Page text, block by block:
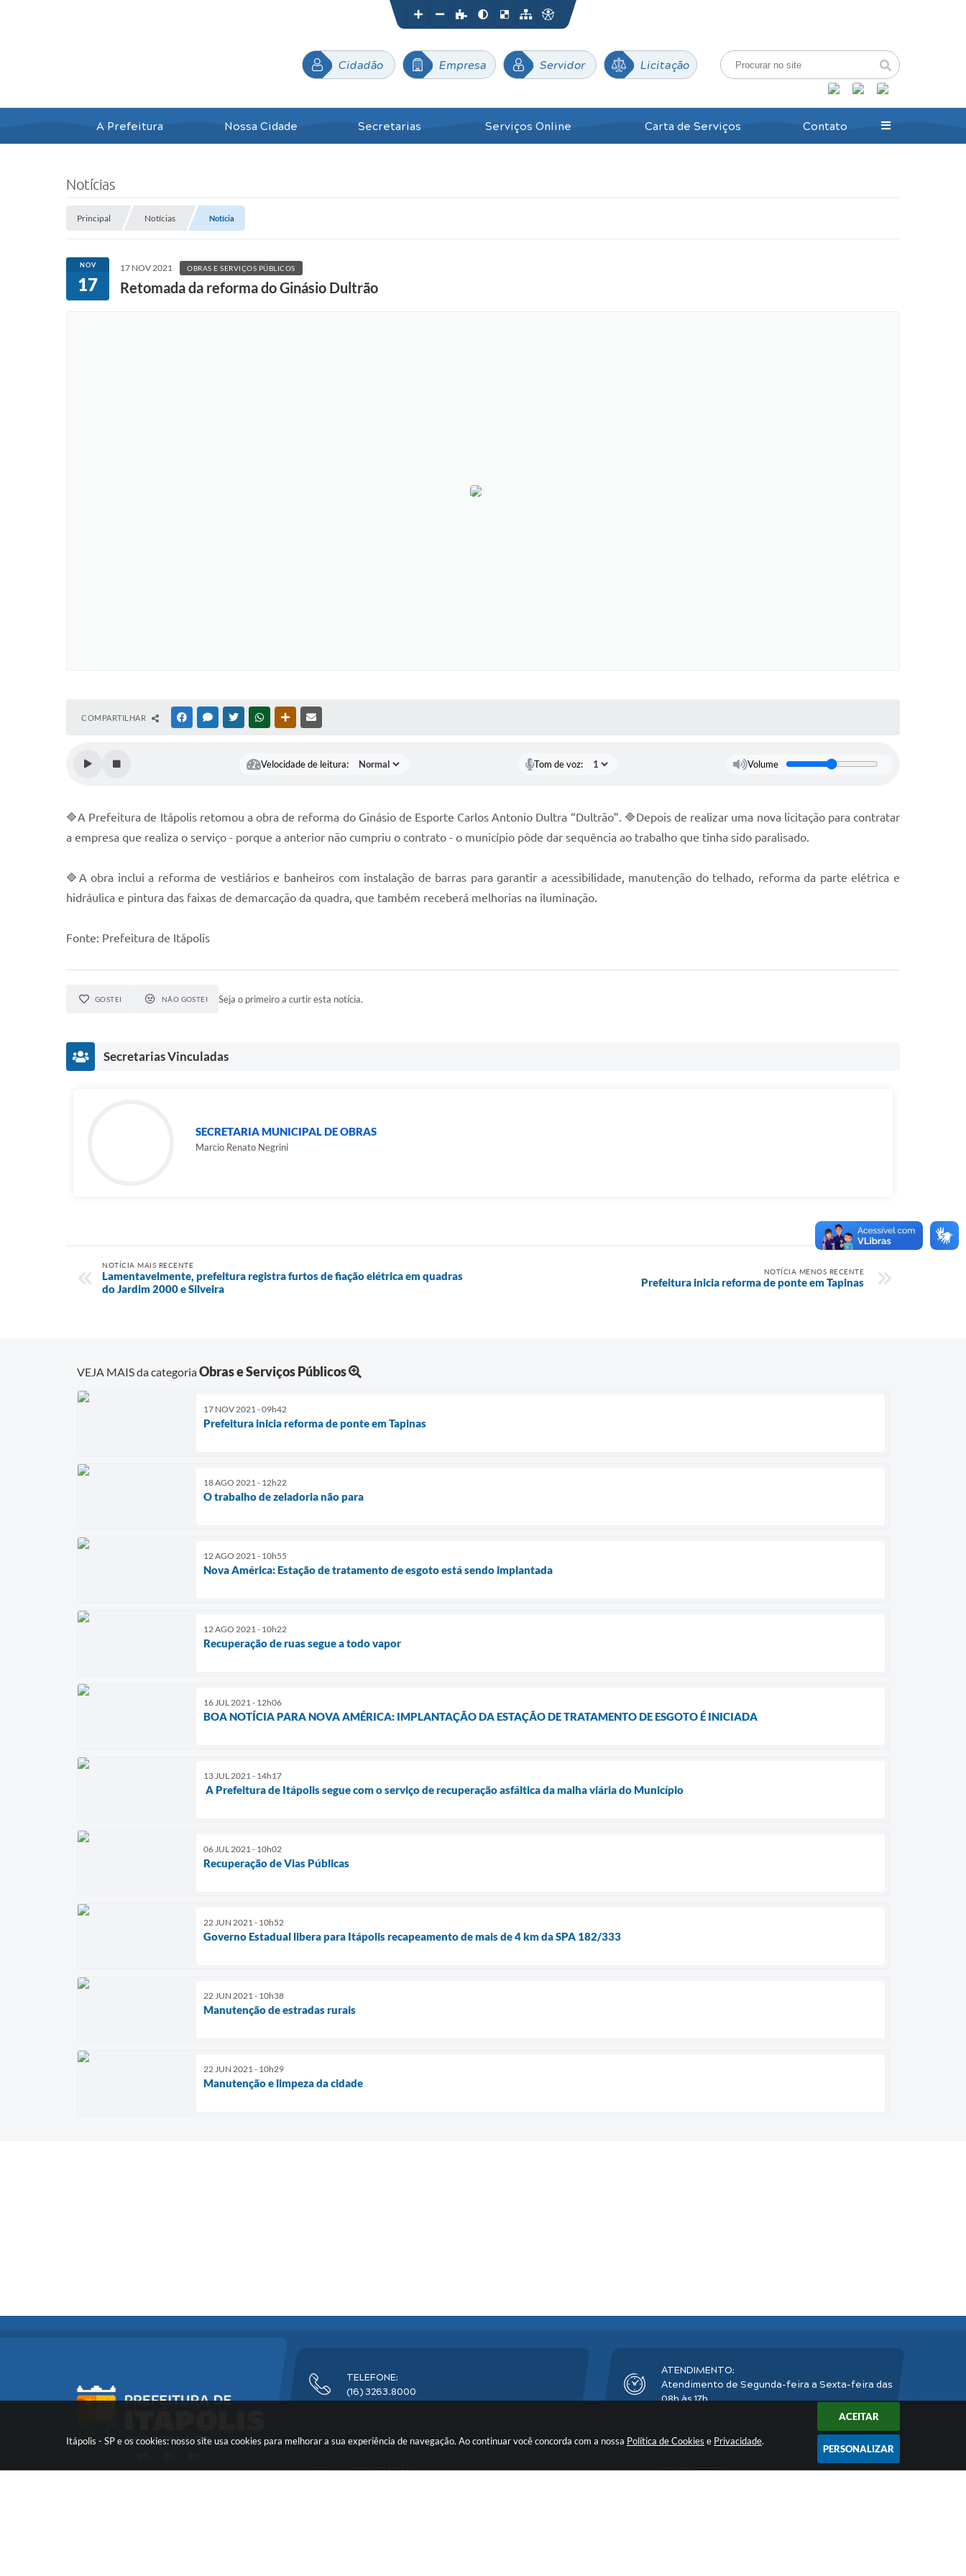
Itápolis - SP e os cookies: nosso site usa cookies para melhorar a sua experiência de navegação. Ao continuar você concorda com a nossa Política de Cookies e Privacidade.
ACEITAR
PERSONALIZAR
Cidadão Empresa Servidor Licitação
A Prefeitura Nossa Cidade Secretarias Serviços Online Carta de Serviços Contato
Notícias
Principal Notícias Notícia
NOV
17
17 NOV 2021 OBRAS E SERVIÇOS PÚBLICOS
Retomada da reforma do Ginásio Dultrão
COMPARTILHAR FACEBOOKMESSENGER
TWITTERWHATSAPPOUTRAS MÍDIAS
Velocidade de leitura: Tom de voz: Volume
🔷A Prefeitura de Itápolis retomou a obra de reforma do Ginásio de Esporte Carlos Antonio Dultra “Dultrão”. 🔷Depois de realizar uma nova licitação para contratar
a empresa que realiza o serviço - porque a anterior não cumpriu o contrato - o município pôde dar sequência ao trabalho que tinha sido paralisado.
🔷A obra inclui a reforma de vestiários e banheiros com instalação de barras para garantir a acessibilidade, manutenção do telhado, reforma da parte elétrica e
hidráulica e pintura das faixas de demarcação da quadra, que também receberá melhorias na iluminação.
Fonte: Prefeitura de Itápolis
GOSTEI NÃO GOSTEI Seja o primeiro a curtir esta notícia.
Secretarias Vinculadas
SECRETARIA MUNICIPAL DE OBRAS
Marcio Renato Negrini
NOTÍCIA MAIS RECENTE
Lamentavelmente, prefeitura registra furtos de fiação elétrica em quadras
do Jardim 2000 e Silveira
NOTÍCIA MENOS RECENTE
Prefeitura inicia reforma de ponte em Tapinas
VEJA MAIS da categoriaObras e Serviços Públicos
17 NOV 2021 - 09h42
Prefeitura inicia reforma de ponte em Tapinas
18 AGO 2021 - 12h22
O trabalho de zeladoria não para
12 AGO 2021 - 10h55
Nova América: Estação de tratamento de esgoto está sendo implantada
12 AGO 2021 - 10h22
Recuperação de ruas segue a todo vapor
16 JUL 2021 - 12h06
BOA NOTÍCIA PARA NOVA AMÉRICA: IMPLANTAÇÃO DA ESTAÇÃO DE TRATAMENTO DE ESGOTO É INICIADA
13 JUL 2021 - 14h17
A Prefeitura de Itápolis segue com o serviço de recuperação asfáltica da malha viária do Município
06 JUL 2021 - 10h02
Recuperação de Vias Públicas
22 JUN 2021 - 10h52
Governo Estadual libera para Itápolis recapeamento de mais de 4 km da SPA 182/333
22 JUN 2021 - 10h38
Manutenção de estradas rurais
22 JUN 2021 - 10h29
Manutenção e limpeza da cidade
TELEFONE:
(16) 3263.8000
ATENDIMENTO:
Atendimento de Segunda-feira a Sexta-feira das
08h às 17h
LOCALIZAÇÃO:
NEWSLETTER: